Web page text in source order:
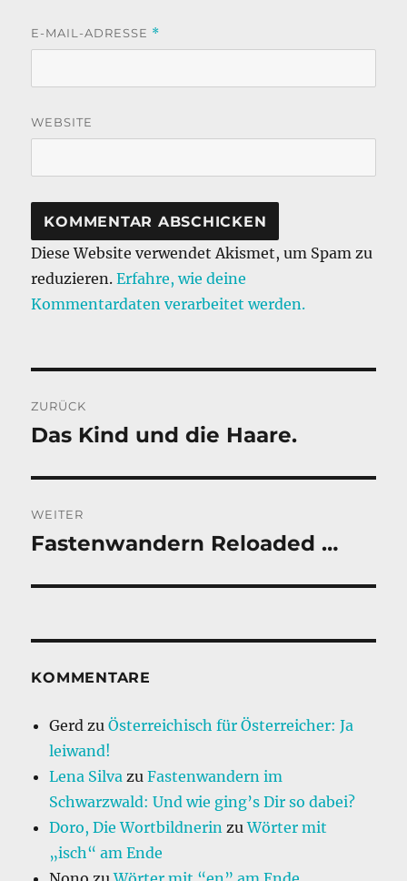
E-MAIL-ADRESSE *
WEBSITE
Diese Website verwendet Akismet, um Spam zu
reduzieren.Erfahre, wie deine
Kommentardaten verarbeitet werden.
ZURÜCK
Vorheriger
Das Kind und die Haare.
WEITER
Nächster
Fastenwandern Reloaded …
KOMMENTARE
Gerd zuÖsterreichisch für Österreicher: Ja
leiwand!
Lena Silva zuFastenwandern im
Schwarzwald: Und wie ging’s Dir so dabei?
Doro, Die Wortbildnerin zuWörter mit
„isch“ am Ende